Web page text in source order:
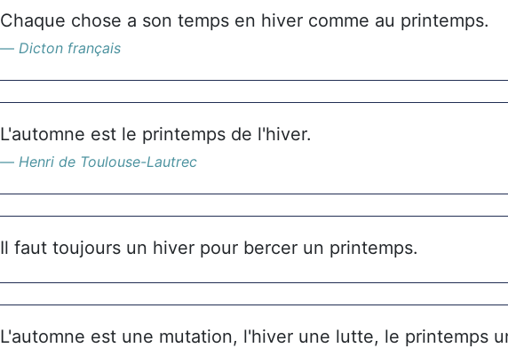
Chaque chose a son temps en hiver comme au printemps.
Dicton français
L'automne est le printemps de l'hiver.
Henri de Toulouse-Lautrec
Il faut toujours un hiver pour bercer un printemps.
L'automne est une mutation, l'hiver une lutte, le printemps